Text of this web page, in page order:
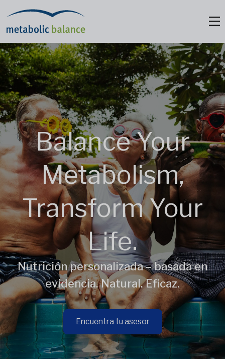
Balance Your
Metabolism,
Transform Your
Life.
Nutrición personalizada – basada en
evidencia. Natural. Eficaz.
Encuentra tu asesor